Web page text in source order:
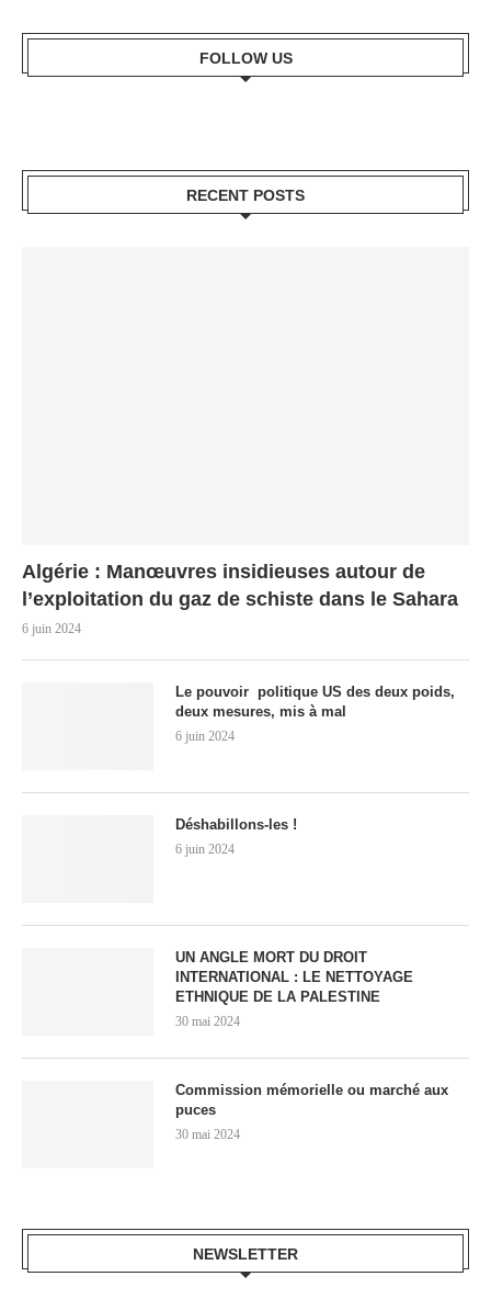
FOLLOW US
RECENT POSTS
Algérie : Manœuvres insidieuses autour de
l’exploitation du gaz de schiste dans le Sahara
6 juin 2024
Le pouvoir politique US des deux poids,
deux mesures, mis à mal
6 juin 2024
Déshabillons-les !
6 juin 2024
UN ANGLE MORT DU DROIT
INTERNATIONAL : LE NETTOYAGE
ETHNIQUE DE LA PALESTINE
30 mai 2024
Commission mémorielle ou marché aux
puces
30 mai 2024
NEWSLETTER